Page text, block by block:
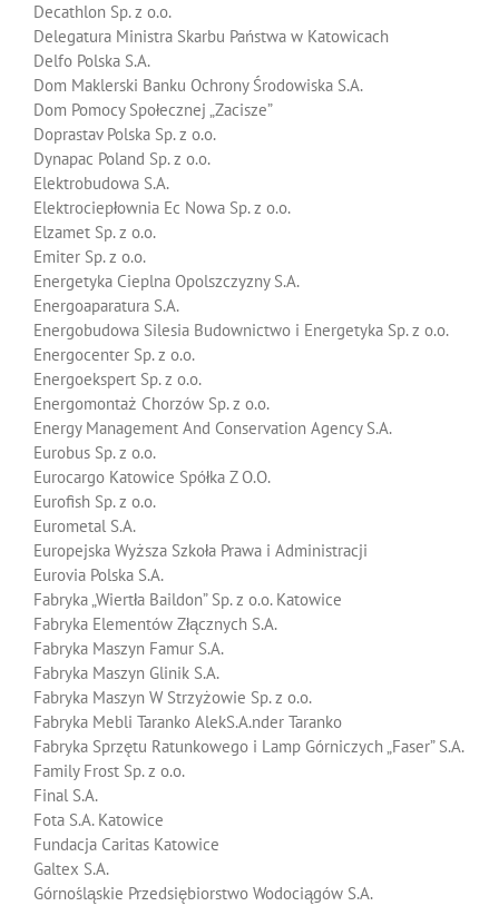
Decathlon Sp. z o.o.
Delegatura Ministra Skarbu Państwa w Katowicach
Delfo Polska S.A.
Dom Maklerski Banku Ochrony Środowiska S.A.
Dom Pomocy Społecznej „Zacisze”
Doprastav Polska Sp. z o.o.
Dynapac Poland Sp. z o.o.
Elektrobudowa S.A.
Elektrociepłownia Ec Nowa Sp. z o.o.
Elzamet Sp. z o.o.
Emiter Sp. z o.o.
Energetyka Cieplna Opolszczyzny S.A.
Energoaparatura S.A.
Energobudowa Silesia Budownictwo i Energetyka Sp. z o.o.
Energocenter Sp. z o.o.
Energoekspert Sp. z o.o.
Energomontaż Chorzów Sp. z o.o.
Energy Management And Conservation Agency S.A.
Eurobus Sp. z o.o.
Eurocargo Katowice Spółka Z O.O.
Eurofish Sp. z o.o.
Eurometal S.A.
Europejska Wyższa Szkoła Prawa i Administracji
Eurovia Polska S.A.
Fabryka „Wiertła Baildon” Sp. z o.o. Katowice
Fabryka Elementów Złącznych S.A.
Fabryka Maszyn Famur S.A.
Fabryka Maszyn Glinik S.A.
Fabryka Maszyn W Strzyżowie Sp. z o.o.
Fabryka Mebli Taranko AlekS.A.nder Taranko
Fabryka Sprzętu Ratunkowego i Lamp Górniczych „Faser” S.A.
Family Frost Sp. z o.o.
Final S.A.
Fota S.A. Katowice
Fundacja Caritas Katowice
Galtex S.A.
Górnośląskie Przedsiębiorstwo Wodociągów S.A.